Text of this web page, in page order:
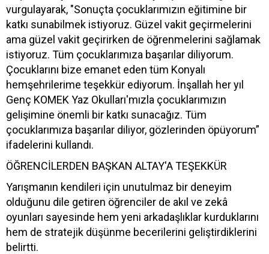
vurgulayarak, "Sonuçta çocuklarımızın eğitimine bir
katkı sunabilmek istiyoruz. Güzel vakit geçirmelerini
ama güzel vakit geçirirken de öğrenmelerini sağlamak
istiyoruz. Tüm çocuklarımıza başarılar diliyorum.
Çocuklarını bize emanet eden tüm Konyalı
hemşehrilerime teşekkür ediyorum. İnşallah her yıl
Genç KOMEK Yaz Okulları'mızla çocuklarımızın
gelişimine önemli bir katkı sunacağız. Tüm
çocuklarımıza başarılar diliyor, gözlerinden öpüyorum”
ifadelerini kullandı.
ÖĞRENCİLERDEN BAŞKAN ALTAY'A TEŞEKKÜR
Yarışmanın kendileri için unutulmaz bir deneyim
olduğunu dile getiren öğrenciler de akıl ve zekâ
oyunları sayesinde hem yeni arkadaşlıklar kurduklarını
hem de stratejik düşünme becerilerini geliştirdiklerini
belirtti.